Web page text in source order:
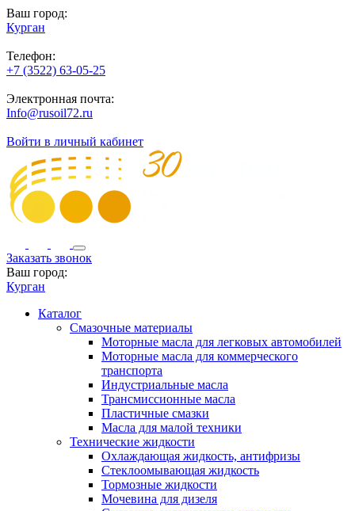
Ваш город:
Курган
Телефон:
+7 (3522) 63-05-25
Электронная почта:
Info@rusoil72.ru
Войти в личный кабинет
Заказать звонок
Ваш город:
Курган
Каталог
Смазочные материалы
Моторные масла для легковых автомобилей
Моторные масла для коммерческого
транспорта
Индустриальные масла
Трансмиссионные масла
Пластичные смазки
Масла для малой техники
Технические жидкости
Охлаждающая жидкость, антифризы
Стеклоомывающая жидкость
Тормозные жидкости
Мочевина для дизеля